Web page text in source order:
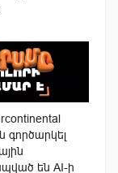
գործարկել
են AI-ի